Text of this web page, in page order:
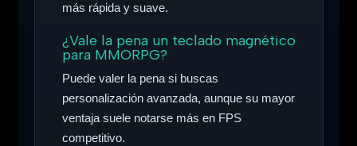
más rápida y suave.
¿Vale la pena un teclado magnético
para MMORPG?
Puede valer la pena si buscas
personalización avanzada, aunque su mayor
ventaja suele notarse más en FPS
competitivo.